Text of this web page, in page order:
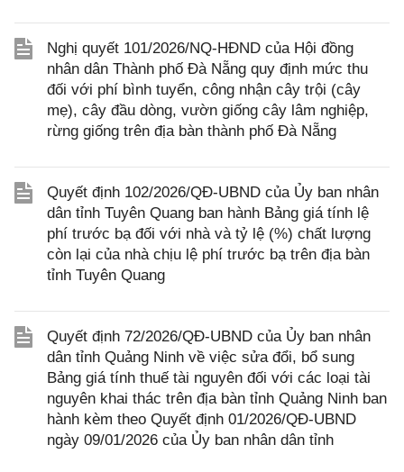
Nghị quyết 101/2026/NQ-HĐND của Hội đồng
nhân dân Thành phố Đà Nẵng quy định mức thu
đối với phí bình tuyển, công nhận cây trội (cây
mẹ), cây đầu dòng, vườn giống cây lâm nghiệp,
rừng giống trên địa bàn thành phố Đà Nẵng
Quyết định 102/2026/QĐ-UBND của Ủy ban nhân
dân tỉnh Tuyên Quang ban hành Bảng giá tính lệ
phí trước bạ đối với nhà và tỷ lệ (%) chất lượng
còn lại của nhà chịu lệ phí trước bạ trên địa bàn
tỉnh Tuyên Quang
Quyết định 72/2026/QĐ-UBND của Ủy ban nhân
dân tỉnh Quảng Ninh về việc sửa đổi, bổ sung
Bảng giá tính thuế tài nguyên đối với các loại tài
nguyên khai thác trên địa bàn tỉnh Quảng Ninh ban
hành kèm theo Quyết định 01/2026/QĐ-UBND
ngày 09/01/2026 của Ủy ban nhân dân tỉnh